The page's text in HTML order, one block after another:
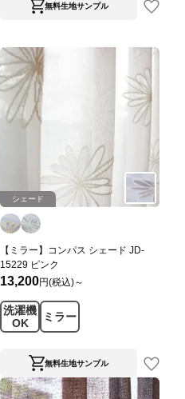
無料生地サンプル
シェード
【ミラー】コンパス シェード JD-
15229 ピンク
13,200円(税込)～
洗濯機
OK
ミラー
無料生地サンプル